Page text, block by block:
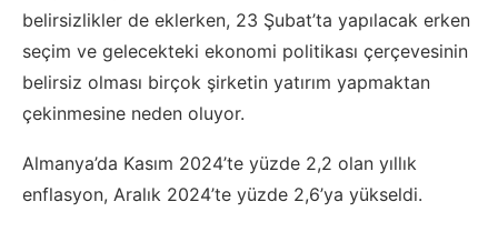
belirsizlikler de eklerken, 23 Şubat’ta yapılacak erken
seçim ve gelecekteki ekonomi politikası çerçevesinin
belirsiz olması birçok şirketin yatırım yapmaktan
çekinmesine neden oluyor.
Almanya’da Kasım 2024’te yüzde 2,2 olan yıllık
enflasyon, Aralık 2024’te yüzde 2,6’ya yükseldi.